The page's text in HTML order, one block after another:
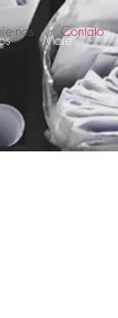
nos Contato
More